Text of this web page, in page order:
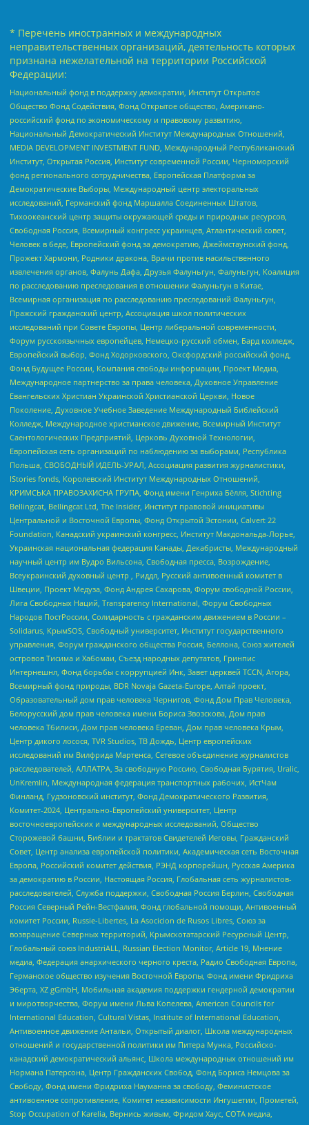
* Перечень иностранных и международных
неправительственных организаций, деятельность которых
признана нежелательной на территории Российской
Федерации:
Национальный фонд в поддержку демократии, Институт Открытое
Общество Фонд Содействия, Фонд Открытое общество, Американо-
российский фонд по экономическому и правовому развитию,
Национальный Демократический Институт Международных Отношений,
MEDIA DEVELOPMENT INVESTMENT FUND, Международный Республиканский
Институт, Открытая Россия, Институт современной России, Черноморский
фонд регионального сотрудничества, Европейская Платформа за
Демократические Выборы, Международный центр электоральных
исследований, Германский фонд Маршалла Соединенных Штатов,
Тихоокеанский центр защиты окружающей среды и природных ресурсов,
Свободная Россия, Всемирный конгресс украинцев, Атлантический совет,
Человек в беде, Европейский фонд за демократию, Джеймстаунский фонд,
Прожект Хармони, Родники дракона, Врачи против насильственного
извлечения органов, Фалунь Дафа, Друзья Фалуньгун, Фалуньгун, Коалиция
по расследованию преследования в отношении Фалуньгун в Китае,
Всемирная организация по расследованию преследований Фалуньгун,
Пражский гражданский центр, Ассоциация школ политических
исследований при Совете Европы, Центр либеральной современности,
Форум русскоязычных европейцев, Немецко-русский обмен, Бард колледж,
Европейский выбор, Фонд Ходорковского, Оксфордский российский фонд,
Фонд Будущее России, Компания свободы информации, Проект Медиа,
Международное партнерство за права человека, Духовное Управление
Евангельских Христиан Украинской Христианской Церкви, Новое
Поколение, Духовное Учебное Заведение Международный Библейский
Колледж, Международное христианское движение, Всемирный Институт
Саентологических Предприятий, Церковь Духовной Технологии,
Европейская сеть организаций по наблюдению за выборами, Республика
Польша, СВОБОДНЫЙ ИДЕЛЬ-УРАЛ, Ассоциация развития журналистики,
IStories fonds, Королевский Институт Международных Отношений,
КРИМСЬКА ПРАВОЗАХИСНА ГРУПА, Фонд имени Генриха Бёлля, Stichting
Bellingcat, Bellingcat Ltd, The Insider, Институт правовой инициативы
Центральной и Восточной Европы, Фонд Открытой Эстонии, Calvert 22
Foundation, Канадский украинский конгресс, Институт Макдональда-Лорье,
Украинская национальная федерация Канады, Декабристы, Международный
научный центр им Вудро Вильсона, Свободная пресса, Возрождение,
Всеукраинский духовный центр , Риддл, Русский антивоенный комитет в
Швеции, Проект Медуза, Фонд Андрея Сахарова, Форум свободной России,
Лига Свободных Наций, Transparеncy International, Форум Свободных
Народов ПостРоссии, Солидарность с гражданским движением в России –
Solidarus, КрымSOS, Свободный университет, Институт государственного
управления, Форум гражданского общества Россия, Беллона, Союз жителей
островов Тисима и Хабомаи, Съезд народных депутатов, Гринпис
Интернешнл, Фонд борьбы с коррупцией Инк, Завет церквей TCCN, Агора,
Всемирный фонд природы, BDR Novaja Gazeta-Europe, Алтай проект,
Образовательный дом прав человека Чернигов, Фонд Дом Прав Человека,
Белорусский дом прав человека имени Бориса Звозскова, Дом прав
человека Тбилиси, Дом прав человека Ереван, Дом прав человека Крым,
Центр дикого лосося, TVR Studios, ТВ Дождь, Центр европейских
исследований им Вилфрида Мартенса, Сетевое объединение журналистов
расследователей, АЛЛАТРА, За свободную Россию, Свободная Бурятия, Uralic,
UnKremlin, Международная федерация транспортных рабочих, ИстЧам
Финланд, Гудзоновский институт, Фонд Демократического Развития,
Комитет-2024, Центрально-Европейский университет, Центр
восточноевропейских и международных исследований, Общество
Сторожевой башни, Библии и трактатов Свидетелей Иеговы, Гражданский
Совет, Центр анализа европейской политики, Академическая сеть Восточная
Европа, Российский комитет действия, РЭНД корпорейшн, Русская Америка
за демократию в России, Настоящая Россия, Глобальная сеть журналистов-
расследователей, Служба поддержки, Свободная Россия Берлин, Свободная
Россия Северный Рейн-Вестфалия, Фонд глобальной помощи, Антивоенный
комитет России, Russie-Libertes, La Asocicion de Rusos Libres, Союз за
возвращение Северных территорий, Крымскотатарский Ресурсный Центр,
Глобальный союз IndustriALL, Russian Election Monitor, Article 19, Мнение
медиа, Федерация анархического черного креста, Радио Свободная Европа,
Германское общество изучения Восточной Европы, Фонд имени Фридриха
Эберта, XZ gGmbH, Мобильная академия поддержки гендерной демократии
и миротворчества, Форум имени Льва Копелева, American Councils for
International Education, Cultural Vistas, Institute of International Education,
Антивоенное движение Антальи, Открытый диалог, Школа международных
отношений и государственной политики им Питера Мунка, Российско-
канадский демократический альянс, Школа международных отношений им
Нормана Патерсона, Центр Гражданских Свобод, Фонд Бориса Немцова за
Свободу, Фонд имени Фридриха Науманна за свободу, Феминистское
антивоенное сопротивление, Комитет независимости Ингушетии, Прометей,
Stop Occupation of Karelia, Вернись живым, Фридом Хаус, СОТА медиа,